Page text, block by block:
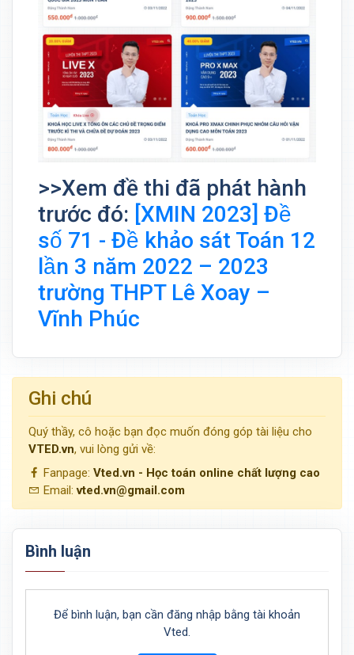
>>Xem đề thi đã phát hành
trước đó: [XMIN 2023] Đề
số 71 - Đề khảo sát Toán 12
lần 3 năm 2022 – 2023
trường THPT Lê Xoay –
Vĩnh Phúc
Ghi chú
Quý thầy, cô hoặc bạn đọc muốn đóng góp tài liệu cho
VTED.vn, vui lòng gửi về:
Fanpage: Vted.vn - Học toán online chất lượng cao
Email:vted.vn@gmail.com
Bình luận
Để bình luận, bạn cần đăng nhập bằng tài khoản
Vted.